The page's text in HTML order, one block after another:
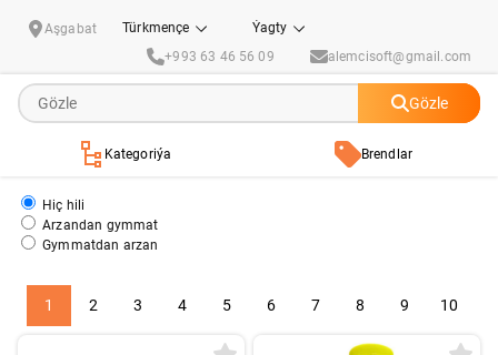
Aşgabat Türkmençe
Ýagty
+993 63 46 56 09
alemcisoft@gmail.com
Gözle
Kategoriýa Brendlar
Hiç hili
Arzandan gymmat
Gymmatdan arzan
1 2 3 4 5 6 7 8 9 10